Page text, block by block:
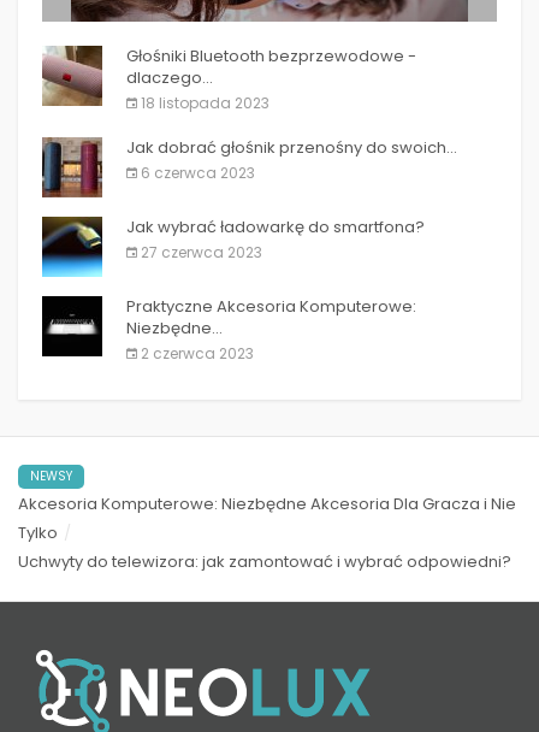
Bezprzewodowe słuchawki: Wybór odpowiednich...
Głośniki Bluetooth bezprzewodowe -
dlaczego...
18 listopada 2023
Jak dobrać głośnik przenośny do swoich...
6 czerwca 2023
Jak wybrać ładowarkę do smartfona?
27 czerwca 2023
Praktyczne Akcesoria Komputerowe:
Niezbędne...
2 czerwca 2023
NEWSY
Akcesoria Komputerowe: Niezbędne Akcesoria Dla Gracza i Nie
Tylko
Uchwyty do telewizora: jak zamontować i wybrać odpowiedni?